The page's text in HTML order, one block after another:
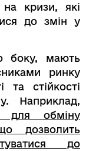
на кризи, які
до змін у
мають
ринку
та стійкості
Наприклад,
для обміну
дозволить
до